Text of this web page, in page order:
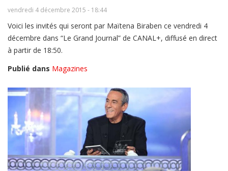
vendredi 4 décembre 2015 - 18:44
Voici les invités qui seront par Maïtena Biraben ce vendredi 4
décembre dans “Le Grand Journal” de CANAL+, diffusé en direct
à partir de 18:50.
Publié dans Magazines